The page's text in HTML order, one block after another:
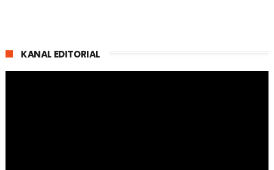
KANAL EDITORIAL